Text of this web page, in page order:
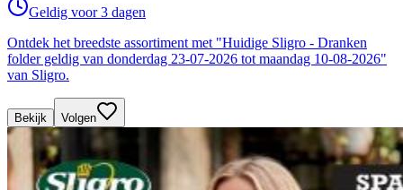
Geldig voor 3 dagen
Ontdek het breedste assortiment met "Huidige Sligro - Dranken
folder geldig van donderdag 23-07-2026 tot maandag 10-08-2026"
van Sligro.
Bekijk Volgen